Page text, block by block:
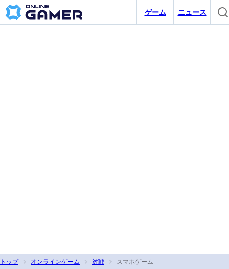
ゲーム ニュース
トップ オンラインゲーム 対戦 スマホゲーム